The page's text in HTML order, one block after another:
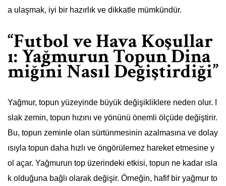
a ulaşmak, iyi bir hazırlık ve dikkatle mümkündür.
“Futbol ve Hava Koşullar
ı: Yağmurun Topun Dina
miğini Nasıl Değiştirdiği”
Yağmur, topun yüzeyinde büyük değişikliklere neden olur. I
slak zemin, topun hızını ve yönünü önemli ölçüde değiştirir.
Bu, topun zeminle olan sürtünmesinin azalmasına ve dolay
ısıyla topun daha hızlı ve öngörülemez hareket etmesine y
ol açar. Yağmurun top üzerindeki etkisi, topun ne kadar ısla
k olduğuna bağlı olarak değişir. Örneğin, hafif bir yağmur to